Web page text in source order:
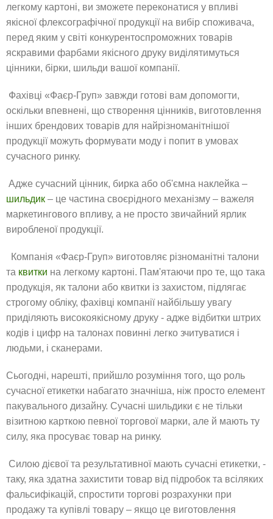
легкому картоні, ви зможете переконатися у впливі
якісної флексографічної продукції на вибір споживача,
перед яким у світі конкурентоспроможних товарів
яскравими фарбами якісного друку виділятимуться
цінники, бірки, шильди вашої компанії.
Фахівці «Фаєр-Груп» завжди готові вам допомогти,
оскільки впевнені, що створення цінників, виготовлення
інших брендових товарів для найрізноманітнішої
продукції можуть формувати моду і попит в умовах
сучасного ринку.
Адже сучасний цінник, бирка або об'ємна наклейка –
шильдик – це частина своєрідного механізму – важеля
маркетингового впливу, а не просто звичайний ярлик
виробленої продукції.
Компанія «Фаєр-Груп» виготовляє різноманітні талони
та квитки на легкому картоні. Пам'ятаючи про те, що така
продукція, як талони або квитки із захистом, підлягає
строгому обліку, фахівці компанії найбільшу увагу
приділяють високоякісному друку - адже відбитки штрих
кодів і цифр на талонах повинні легко зчитуватися і
людьми, і сканерами.
Сьогодні, нарешті, прийшло розуміння того, що роль
сучасної етикетки набагато значніша, ніж просто елемент
пакувального дизайну. Сучасні шильдики є не тільки
візитною карткою певної торгової марки, але й мають ту
силу, яка просуває товар на ринку.
Силою дієвої та результативної мають сучасні етикетки, -
таку, яка здатна захистити товар від підробок та всіляких
фальсифікацій, спростити торгові розрахунки при
продажу та купівлі товару – якщо це виготовлення